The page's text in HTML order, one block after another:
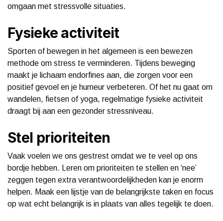
omgaan met stressvolle situaties.
Fysieke activiteit
Sporten of bewegen in het algemeen is een bewezen
methode om stress te verminderen. Tijdens beweging
maakt je lichaam endorfines aan, die zorgen voor een
positief gevoel en je humeur verbeteren. Of het nu gaat om
wandelen, fietsen of yoga, regelmatige fysieke activiteit
draagt bij aan een gezonder stressniveau.
Stel prioriteiten
Vaak voelen we ons gestrest omdat we te veel op ons
bordje hebben. Leren om prioriteiten te stellen en ‘nee’
zeggen tegen extra verantwoordelijkheden kan je enorm
helpen. Maak een lijstje van de belangrijkste taken en focus
op wat echt belangrijk is in plaats van alles tegelijk te doen.